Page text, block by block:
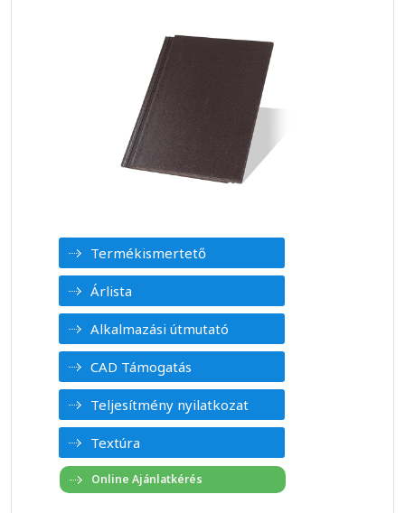
Termékismertető
Árlista
Alkalmazási útmutató
CAD Támogatás
Teljesítmény nyilatkozat
Textúra